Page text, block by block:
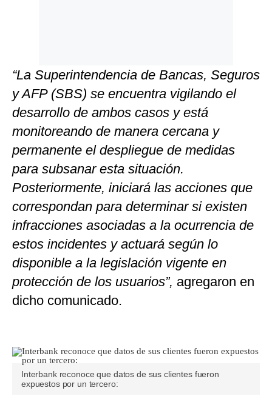
“La Superintendencia de Bancas, Seguros
y AFP (SBS) se encuentra vigilando el
desarrollo de ambos casos y está
monitoreando de manera cercana y
permanente el despliegue de medidas
para subsanar esta situación.
Posteriormente, iniciará las acciones que
correspondan para determinar si existen
infracciones asociadas a la ocurrencia de
estos incidentes y actuará según lo
disponible a la legislación vigente en
protección de los usuarios”, agregaron en
dicho comunicado.
Interbank reconoce que datos de sus clientes fueron
expuestos por un tercero: